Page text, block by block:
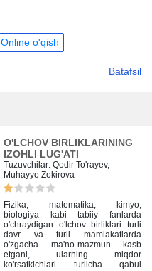
Online o'qish
Batafsil
O'LCHOV BIRLIKLARINING
IZOHLI LUG'ATI
Tuzuvchilar: Qodir To'rayev,
Muhayyo Zokirova
Fizika, matematika, kimyo,
biologiya kabi tabiiy fanlarda
o'chraydigan o'lchov birliklari turli
davr va turli mamlakatlarda
o'zgacha ma'no-mazmun kasb
etgani, ularning miqdor
ko'rsatkichlari turlicha qabul